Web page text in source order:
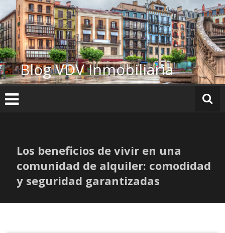
al
contenido
Blog VDV Inmobiliaria
Los beneficios de vivir en una
comunidad de alquiler: comodidad
y seguridad garantizadas